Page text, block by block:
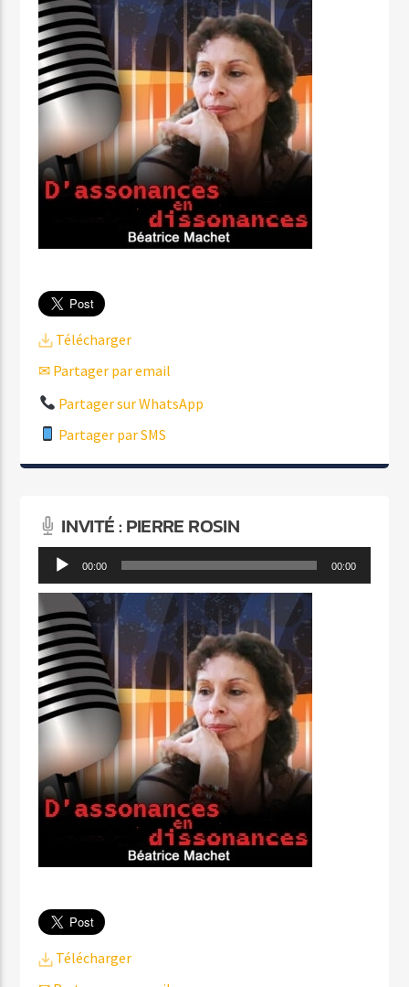
Télécharger
✉ Partager par email
Partager sur WhatsApp
Partager par SMS
INVITÉ : PIERRE ROSIN
Lecteur
audio
00:00 00:00
Télécharger